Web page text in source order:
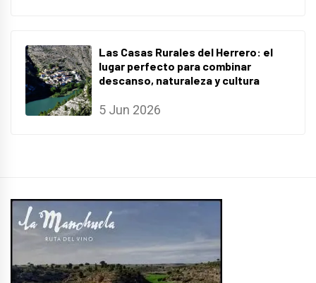
Las Casas Rurales del Herrero: el
lugar perfecto para combinar
descanso, naturaleza y cultura
5 Jun 2026